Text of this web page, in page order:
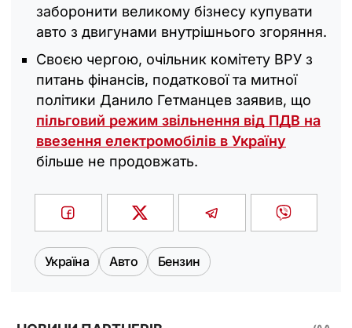
заборонити великому бізнесу купувати
авто з двигунами внутрішнього згоряння.
Своєю чергою, очільник комітету ВРУ з
питань фінансів, податкової та митної
політики Данило Гетманцев заявив, що
пільговий режим звільнення від ПДВ на
ввезення електромобілів в Україну
більше не продовжать.
Україна Авто Бензин